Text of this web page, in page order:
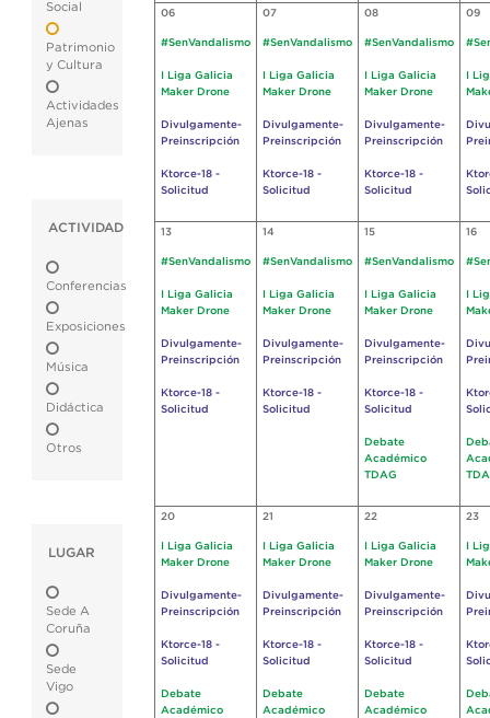
Social
Patrimonio
y Cultura
Actividades
Ajenas
ACTIVIDAD
Conferencias
Exposiciones
Música
Didáctica
Otros
LUGAR
Sede A
Coruña
Sede
Vigo
06
#SenVandalismo
I Liga Galicia
Maker Drone
Divulgamente-
Preinscripción
Ktorce-18 -
Solicitud
07
#SenVandalismo
I Liga Galicia
Maker Drone
Divulgamente-
Preinscripción
Ktorce-18 -
Solicitud
08
#SenVandalismo
I Liga Galicia
Maker Drone
Divulgamente-
Preinscripción
Ktorce-18 -
Solicitud
09
I
13
#SenVandalismo
I Liga Galicia
Maker Drone
Divulgamente-
Preinscripción
Ktorce-18 -
Solicitud
14
#SenVandalismo
I Liga Galicia
Maker Drone
Divulgamente-
Preinscripción
Ktorce-18 -
Solicitud
15
#SenVandalismo
I Liga Galicia
Maker Drone
Divulgamente-
Preinscripción
Ktorce-18 -
Solicitud
Debate
Académico
TDAG
16
I
20
I Liga Galicia
Maker Drone
Divulgamente-
Preinscripción
Ktorce-18 -
Solicitud
Debate
Académico
21
I Liga Galicia
Maker Drone
Divulgamente-
Preinscripción
Ktorce-18 -
Solicitud
Debate
Académico
22
I Liga Galicia
Maker Drone
Divulgamente-
Preinscripción
Ktorce-18 -
Solicitud
Debate
Académico
23
I